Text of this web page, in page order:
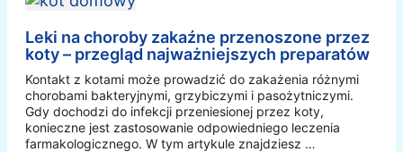
Leki na choroby zakaźne przenoszone przez
koty – przegląd najważniejszych preparatów
Kontakt z kotami może prowadzić do zakażenia różnymi
chorobami bakteryjnymi, grzybiczymi i pasożytniczymi.
Gdy dochodzi do infekcji przeniesionej przez koty,
konieczne jest zastosowanie odpowiedniego leczenia
farmakologicznego. W tym artykule znajdziesz …